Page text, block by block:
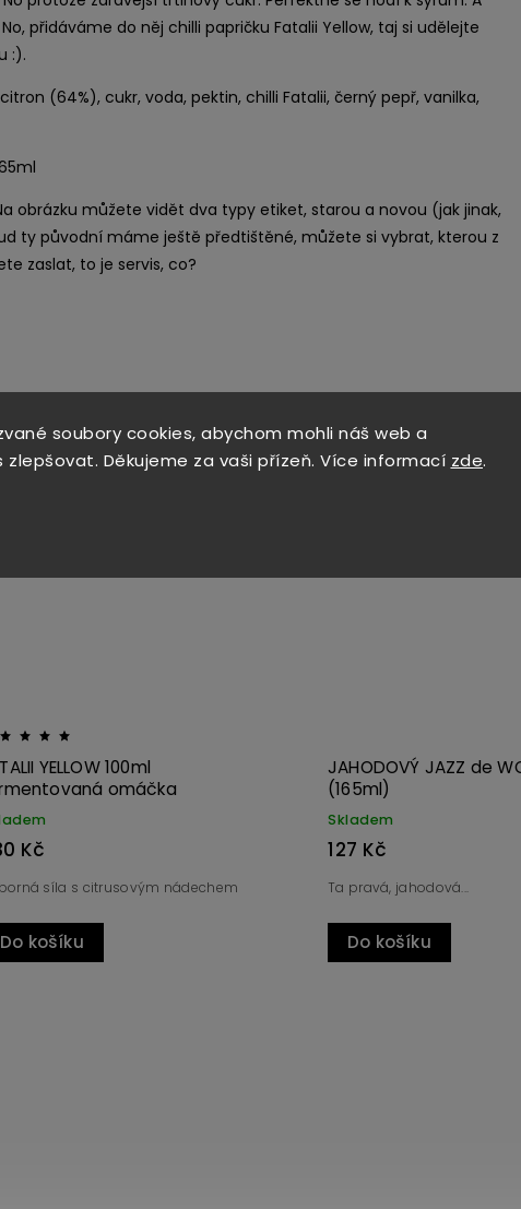
soubory cookies, abychom mohli náš web a
zlepšovat. Děkujeme za vaši přízeň. Více informací zde.
přidáváme do něj chilli papričku Fatalii Yellow, taj si udělejte
:).
citron (64%), cukr, voda, pektin, chilli Fatalii, černý pepř, vanilka,
obrázku můžete vidět dva typy etiket, starou a novou (jak jinak,
ty původní máme ještě předtištěné, můžete si vybrat, kterou z
zaslat, to je servis, co?
Související
FÍKOVÝ JAZZ de WOCH (165ml)
Fíky nejen na Vánoce
Angrešt
moravský